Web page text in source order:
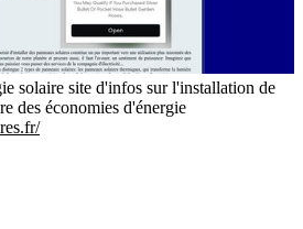
solaire site d'infos sur l'installation de
des économies d'énergie